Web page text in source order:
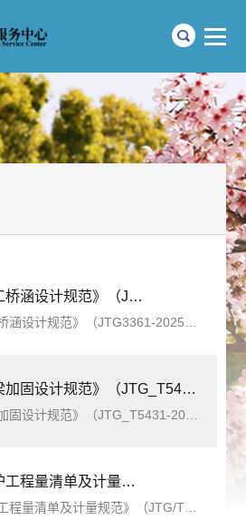
范》（JTG3361-2025）【全文附高清
计规范》（JTG_T5431-2025）【全文附高清
量规范》（JTG/T5620-2025）【全文附高清